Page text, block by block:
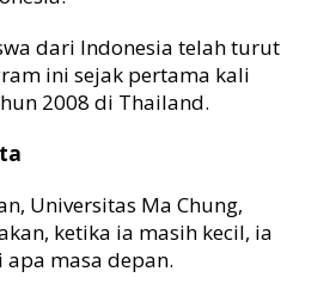
dari Indonesia telah turut
ini sejak pertama kali
2008 di Thailand.
Universitas Ma Chung,
ketika ia masih kecil, ia
masa depan.